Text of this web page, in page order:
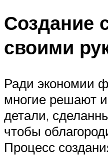
Создание
своими
Ради экономии
многие решают
детали,
чтобы
Процесс